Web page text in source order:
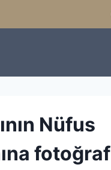
Nüfus
fotoğraf